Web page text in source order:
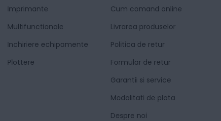
Imprimante
Multifunctionale
Inchiriere echipamente
Plottere
Cum comand online
Livrarea produselor
Politica de retur
Formular de retur
Garantii si service
Modalitati de plata
Despre noi